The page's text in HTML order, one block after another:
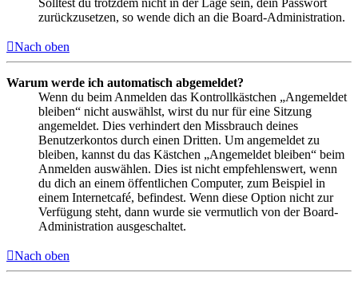
Solltest du trotzdem nicht in der Lage sein, dein Passwort
zurückzusetzen, so wende dich an die Board-Administration.
Nach oben
Warum werde ich automatisch abgemeldet?
Wenn du beim Anmelden das Kontrollkästchen „Angemeldet
bleiben“ nicht auswählst, wirst du nur für eine Sitzung
angemeldet. Dies verhindert den Missbrauch deines
Benutzerkontos durch einen Dritten. Um angemeldet zu
bleiben, kannst du das Kästchen „Angemeldet bleiben“ beim
Anmelden auswählen. Dies ist nicht empfehlenswert, wenn
du dich an einem öffentlichen Computer, zum Beispiel in
einem Internetcafé, befindest. Wenn diese Option nicht zur
Verfügung steht, dann wurde sie vermutlich von der Board-
Administration ausgeschaltet.
Nach oben